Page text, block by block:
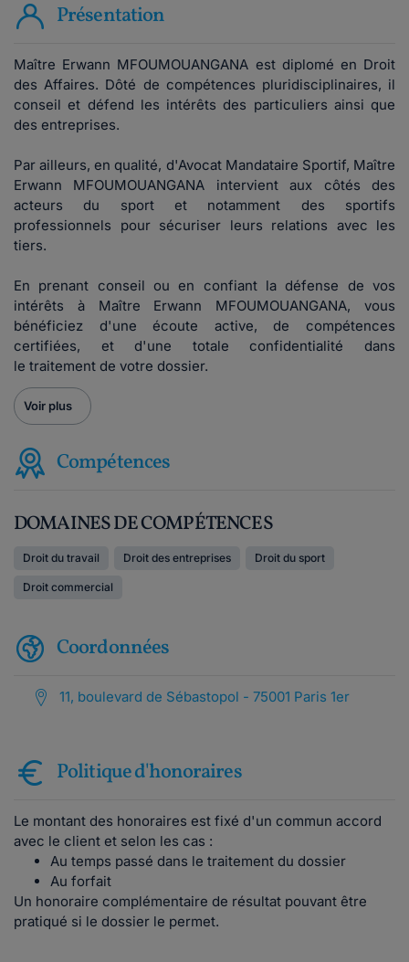
Présentation
Maître Erwann MFOUMOUANGANA est diplomé en Droit
des Affaires. Dôté de compétences pluridisciplinaires, il
conseil et défend les intérêts des particuliers ainsi que
des entreprises.
Par ailleurs, en qualité, d'Avocat Mandataire Sportif, Maître
Erwann MFOUMOUANGANA intervient aux côtés des
acteurs du sport et notamment des sportifs
professionnels pour sécuriser leurs relations avec les
tiers.
En prenant conseil ou en confiant la défense de vos
intérêts à Maître Erwann MFOUMOUANGANA, vous
bénéficiez d'une écoute active, de compétences
certifiées, et d'une totale confidentialité dans
le traitement de votre dossier.
Voir plus
Compétences
DOMAINES DE COMPÉTENCES
Droit du travail Droit des entreprises Droit du sport
Droit commercial
Coordonnées
11, boulevard de Sébastopol - 75001 Paris 1er
Politique d'honoraires
Le montant des honoraires est fixé d'un commun accord
avec le client et selon les cas :
Au temps passé dans le traitement du dossier
Au forfait
Un honoraire complémentaire de résultat pouvant être
pratiqué si le dossier le permet.